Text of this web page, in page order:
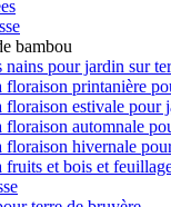
nains pour jardin sur
floraison printanière
floraison estivale pour
floraison automnale
floraison hivernale
fruits et bois et